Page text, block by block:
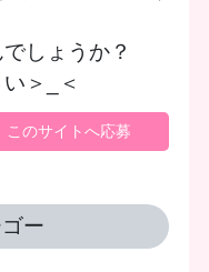
しょうか？
＞_＜
このサイトへ応募
ー